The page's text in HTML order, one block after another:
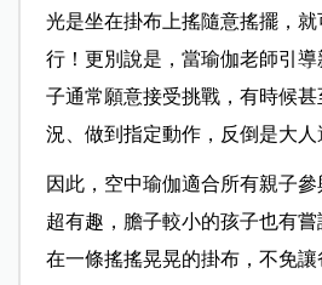
光是坐在掛布上搖隨意搖擺，就
行！更別說是，當瑜伽老師引
子通常願意接受挑戰，有時候
況、做到指定動作，反倒是大人
因此，空中瑜伽適合所有親子
超有趣，膽子較小的孩子也有
在一條搖搖晃晃的掛布，不免